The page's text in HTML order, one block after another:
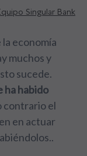
Singular Bank
economía
muchos y
sucede.
ha habido
contrario el
en actuar